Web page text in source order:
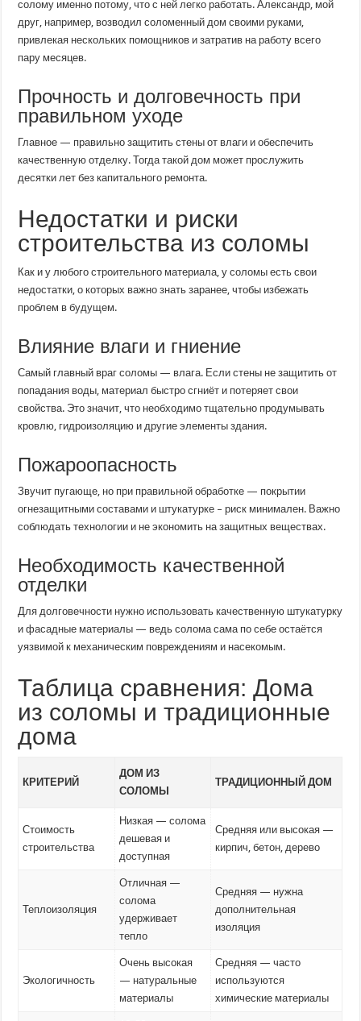
солому именно потому, что с ней легко работать. Александр, мой
друг, например, возводил соломенный дом своими руками,
привлекая нескольких помощников и затратив на работу всего
пару месяцев.
Прочность и долговечность при
правильном уходе
Главное — правильно защитить стены от влаги и обеспечить
качественную отделку. Тогда такой дом может прослужить
десятки лет без капитального ремонта.
Недостатки и риски
строительства из соломы
Как и у любого строительного материала, у соломы есть свои
недостатки, о которых важно знать заранее, чтобы избежать
проблем в будущем.
Влияние влаги и гниение
Самый главный враг соломы — влага. Если стены не защитить от
попадания воды, материал быстро сгниёт и потеряет свои
свойства. Это значит, что необходимо тщательно продумывать
кровлю, гидроизоляцию и другие элементы здания.
Пожароопасность
Звучит пугающе, но при правильной обработке — покрытии
огнезащитными составами и штукатурке – риск минимален. Важно
соблюдать технологии и не экономить на защитных веществах.
Необходимость качественной
отделки
Для долговечности нужно использовать качественную штукатурку
и фасадные материалы — ведь солома сама по себе остаётся
уязвимой к механическим повреждениям и насекомым.
Таблица сравнения: Дома
из соломы и традиционные
дома
КРИТЕРИЙ
ДОМ ИЗ
СОЛОМЫ
ТРАДИЦИОННЫЙ ДОМ
Стоимость
строительства
Низкая — солома
дешевая и
доступная
Средняя или высокая —
кирпич, бетон, дерево
Теплоизоляция
Отличная —
солома
удерживает
тепло
Средняя — нужна
дополнительная
изоляция
Экологичность
Очень высокая
— натуральные
материалы
Средняя — часто
используются
химические материалы